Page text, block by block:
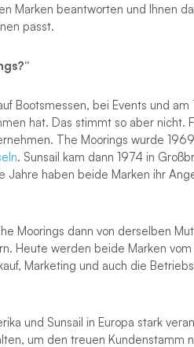
Marken beantworten und Ihnen
passt.
Bootsmessen, bei Events und
hat. Das stimmt so aber nicht.
The Moorings wurde
. Sunsail kam dann 1974 in
Jahre haben beide Marken ihr
Moorings dann von derselben
Heute werden beide Marken
Marketing und auch die
und Sunsail in Europa stark
um den treuen Kundenstamm